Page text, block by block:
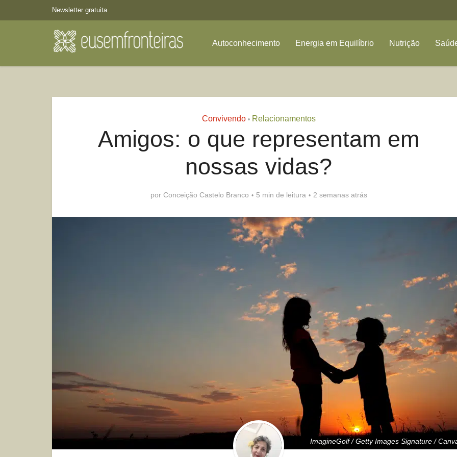
Newsletter gratuita
Autoconhecimento Energia em Equilíbrio Nutrição
Convivendo • Relacionamentos
Amigos: o que representam em
nossas vidas?
por Conceição Castelo Branco 5 min de leitura 2 semanas atrás
ImagineGolf / Getty Images Signature /